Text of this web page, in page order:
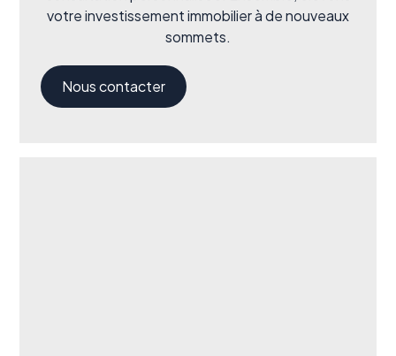
votre investissement immobilier à de nouveaux
sommets.
Nous contacter